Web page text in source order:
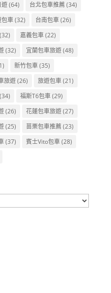
遊(64) 台北包車推薦(34)
包車(32) 台南包車(26)
嘉義包車(22)
(32) 宜蘭包車旅遊(48)
新竹包車(35)
旅遊(26) 旅遊包車(21)
福斯T6包車(29)
(26) 花蓮包車旅遊(27)
(25) 苗栗包車推薦(23)
(37) 賓士Vito包車(28)